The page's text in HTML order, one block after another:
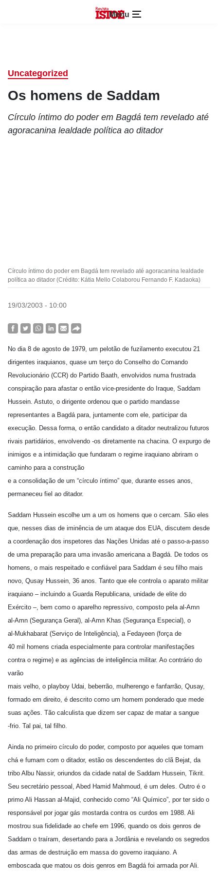
Menu
Uncategorized
Os homens de Saddam
Círculo íntimo do poder em Bagdá tem revelado até
agoracanina lealdade política ao ditador
Círculo íntimo do poder em Bagdá tem revelado até agoracanina lealdade
política ao ditador (Crédito: Kátia Mello Colaborou Fernando F. Kadaoka)
19/03/2003 - 10:00
No dia 8 de agosto de 1979, um pelotão de fuzilamento executou 21
dirigentes iraquianos, quase um terço do Conselho do Comando
Revolucionário (CCR) do Partido Baath, envolvidos numa frustrada
conspiração para afastar o então vice-presidente do Iraque, Saddam
Hussein. Astuto, o dirigente ordenou que o partido mandasse
representantes a Bagdá para, juntamente com ele, participar da
execução. Dessa forma, o então candidato a ditador neutralizou futuros
rivais partidários, envolvendo -os diretamente na chacina. O expurgo de
inimigos e a intimidação que fundaram o regime iraquiano abriram o
caminho para a construção
e a consolidação de um “círculo íntimo” que, durante esses anos,
permaneceu fiel ao ditador.
Saddam Hussein escolhe um a um os homens que o cercam. São eles
que, nesses dias de iminência de um ataque dos EUA, discutem desde
a coordenação dos inspetores das Nações Unidas até o passo-a-passo
de uma preparação para uma invasão americana a Bagdá. De todos os
homens, o mais respeitado e confiável para Saddam é seu filho mais
novo, Qusay Hussein, 36 anos. Tanto que ele controla o aparato militar
iraquiano – incluindo a Guarda Republicana, unidade de elite do
Exército –, bem como o aparelho repressivo, composto pela al-Amn
al-Amn (Segurança Geral), al-Amn Khas (Segurança Especial), o
al-Mukhabarat (Serviço de Inteligência), a Fedayeen (força de
40 mil homens criada especialmente para controlar manifestações
contra o regime) e as agências de inteligência militar. Ao contrário do
varão
mais velho, o playboy Udai, beberrão, mulherengo e fanfarrão, Qusay,
formado em direito, é descrito como um homem ponderado que mede
suas ações. Tão calculista que dizem ser capaz de matar a sangue
-frio. Tal pai, tal filho.
Ainda no primeiro círculo do poder, composto por aqueles que tomam
chá e fumam com o ditador, estão os descendentes do clã Bejat, da
tribo Albu Nassir, oriundos da cidade natal de Saddam Hussein, Tikrit.
Seu secretário pessoal, Abed Hamid Mahmoud, é um deles. Outro é o
primo Ali Hassan al-Majid, conhecido como “Ali Químico”, por ter sido o
responsável por jogar gás mostarda contra os curdos em 1988. Ali
mostrou sua fidelidade ao chefe em 1996, quando os dois genros de
Saddam o traíram, desertando para a Jordânia e revelando os segredos
das armas de destruição em massa do governo iraquiano. A
emboscada que matou os dois genros em Bagdá foi armada por Ali.